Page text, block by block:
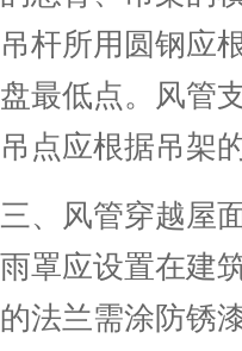
吊杆所用圆钢应
盘最低点。风管
吊点应根据吊架
三、风管穿越屋
雨罩应设置在建
的法兰需涂防锈